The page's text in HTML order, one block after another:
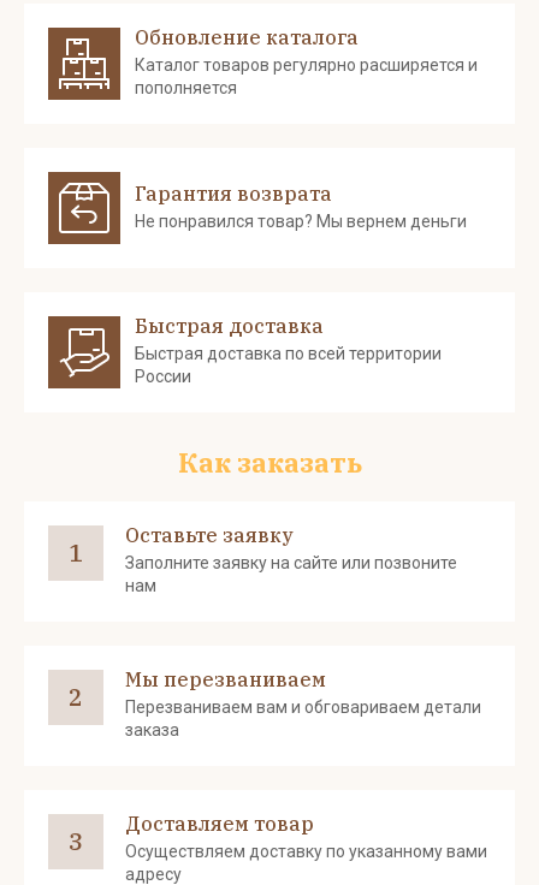
Обновление каталога
Каталог товаров регулярно расширяется и
пополняется
Гарантия возврата
Не понравился товар? Мы вернем деньги
Быстрая доставка
Быстрая доставка по всей территории
России
Как заказать
1
Оставьте заявку
Заполните заявку на сайте или позвоните
нам
2
Мы перезваниваем
Перезваниваем вам и обговариваем детали
заказа
3
Доставляем товар
Осуществляем доставку по указанному вами
адресу